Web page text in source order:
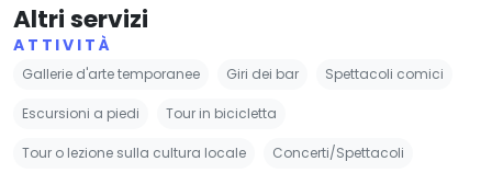
Altri servizi
ATTIVITÀ
Gallerie d'arte temporanee Giri dei bar Spettacoli comici
Escursioni a piedi Tour in bicicletta
Tour o lezione sulla cultura locale Concerti/Spettacoli